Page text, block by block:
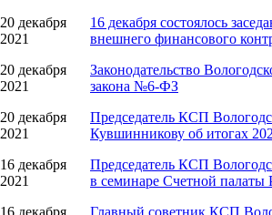
20 декабря
2021
16 декабря состоялось
внешнего финансового
20 декабря
2021
Законодательство
закона №6-ФЗ
20 декабря
2021
Председатель КСП
Кувшинникову об итогах
16 декабря
2021
Председатель КСП
в семинаре Счетной палаты
16 декабря
Главный советник КСП